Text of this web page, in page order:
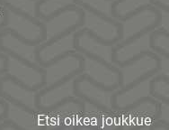
Etsi oikea joukkue